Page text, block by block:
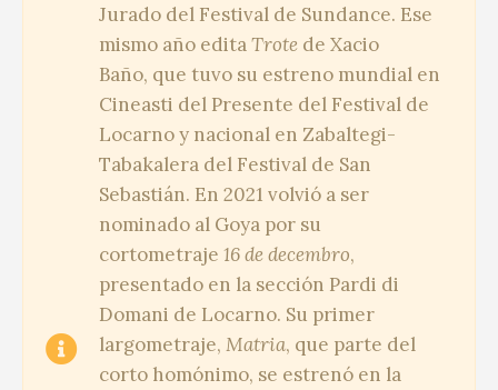
Jurado del Festival de Sundance. Ese
mismo año editaTrote de Xacio
Baño, que tuvo su estreno mundial en
Cineasti del Presente del Festival de
Locarno y nacional en Zabaltegi-
Tabakalera del Festival de San
Sebastián. En 2021 volvió a ser
nominado al Goya por su
cortometraje 16 de decembro,
presentado en la sección Pardi di
Domani de Locarno. Su primer
largometraje, Matria, que parte del
corto homónimo, se estrenó en la